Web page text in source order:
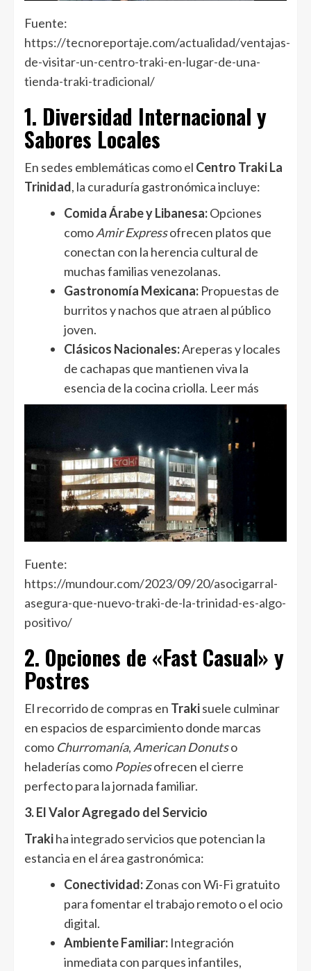
Fuente:
https://tecnoreportaje.com/actualidad/ventajas-
de-visitar-un-centro-traki-en-lugar-de-una-
tienda-traki-tradicional/
1. Diversidad Internacional y
Sabores Locales
En sedes emblemáticas como el Centro Traki La
Trinidad, la curaduría gastronómica incluye:
Comida Árabe y Libanesa:Opciones
comoAmir Expressofrecen platos que
conectan con la herencia cultural de
muchas familias venezolanas.
Gastronomía Mexicana: Propuestas de
burritos y nachos que atraen al público
joven.
Clásicos Nacionales:Areperas y locales
de cachapas que mantienen viva la
esencia de la cocina criolla. Leer más
Fuente:
https://mundour.com/2023/09/20/asocigarral-
asegura-que-nuevo-traki-de-la-trinidad-es-algo-
positivo/
2. Opciones de «Fast Casual» y
Postres
El recorrido de compras en Trakisuele culminar
en espacios de esparcimiento donde marcas
como Churromanía, American Donutso
heladerías como Popiesofrecen el cierre
perfecto para la jornada familiar.
3. El Valor Agregado del Servicio
Trakiha integrado servicios que potencian la
estancia en el área gastronómica:
Conectividad:Zonas con Wi-Fi gratuito
para fomentar el trabajo remoto o el ocio
digital.
Ambiente Familiar: Integración
inmediata con parques infantiles,